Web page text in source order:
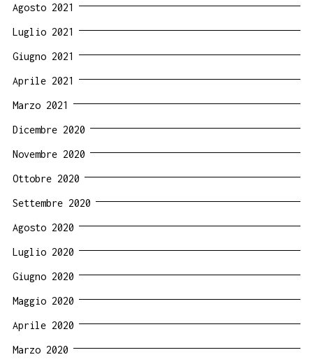
Agosto 2021
Luglio 2021
Giugno 2021
Aprile 2021
Marzo 2021
Dicembre 2020
Novembre 2020
Ottobre 2020
Settembre 2020
Agosto 2020
Luglio 2020
Giugno 2020
Maggio 2020
Aprile 2020
Marzo 2020